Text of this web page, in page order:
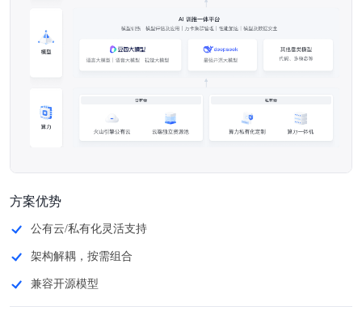
方案优势
公有云/私有化灵活支持
架构解耦，按需组合
兼容开源模型